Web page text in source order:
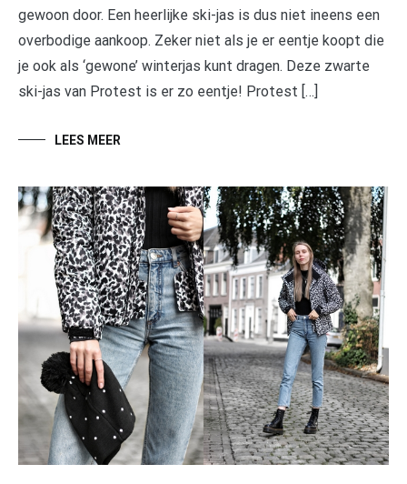
gewoon door. Een heerlijke ski-jas is dus niet ineens een
overbodige aankoop. Zeker niet als je er eentje koopt die
je ook als ‘gewone’ winterjas kunt dragen. Deze zwarte
ski-jas van Protest is er zo eentje! Protest […]
LEES MEER